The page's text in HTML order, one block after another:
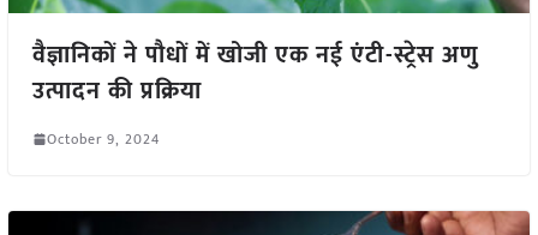
वैज्ञानिकों ने पौधों में खोजी एक नई एंटी-स्ट्रेस अणु
उत्पादन की प्रक्रिया
October 9, 2024